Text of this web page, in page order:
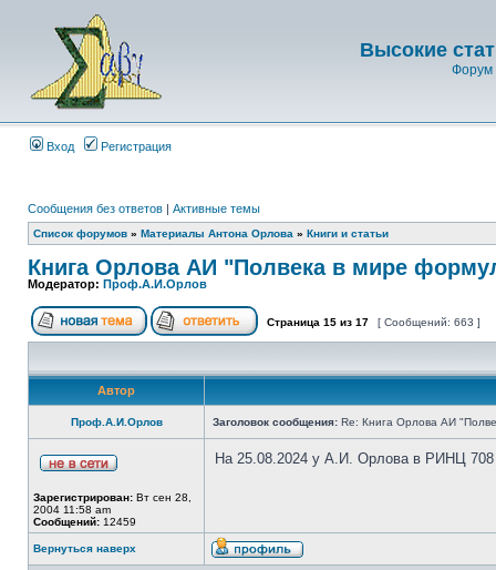
Высокие
Форум
Вход Регистрация
Сообщения без ответов | Активные темы
Список форумов » Материалы Антона Орлова » Книги и статьи
Книга Орлова АИ "Полвека в мире
Модератор: Проф.А.И.Орлов
Страница 15 из 17 [ Сообщений: 663 ]
Автор
Проф.А.И.Орлов Заголовок сообщения: Re: Книга Орлова АИ
Зарегистрирован: Вт сен 28,
2004 11:58 am
Сообщений: 12459
На 25.08.2024 у А.И. Орлова в РИНЦ 708
Вернуться наверх